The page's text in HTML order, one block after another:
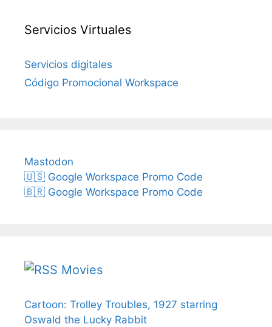
Servicios Virtuales
Servicios digitales
Código Promocional Workspace
Mastodon
🇺🇸 Google Workspace Promo Code
🇧🇷 Google Workspace Promo Code
Movies
Cartoon: Trolley Troubles, 1927 starring
Oswald the Lucky Rabbit